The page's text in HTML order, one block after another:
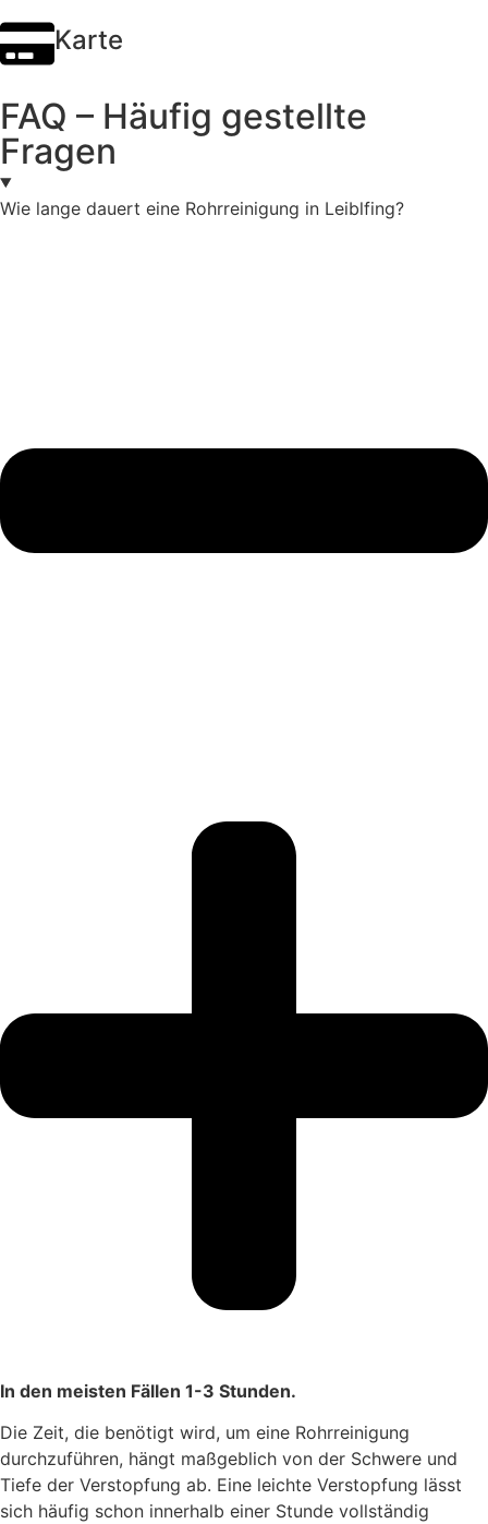
Karte
FAQ – Häufig gestellte
Fragen
Wie lange dauert eine Rohrreinigung in Leiblfing?
In den meisten Fällen 1-3 Stunden.
Die Zeit, die benötigt wird, um eine Rohrreinigung
durchzuführen, hängt maßgeblich von der Schwere und
Tiefe der Verstopfung ab. Eine leichte Verstopfung lässt
sich häufig schon innerhalb einer Stunde vollständig